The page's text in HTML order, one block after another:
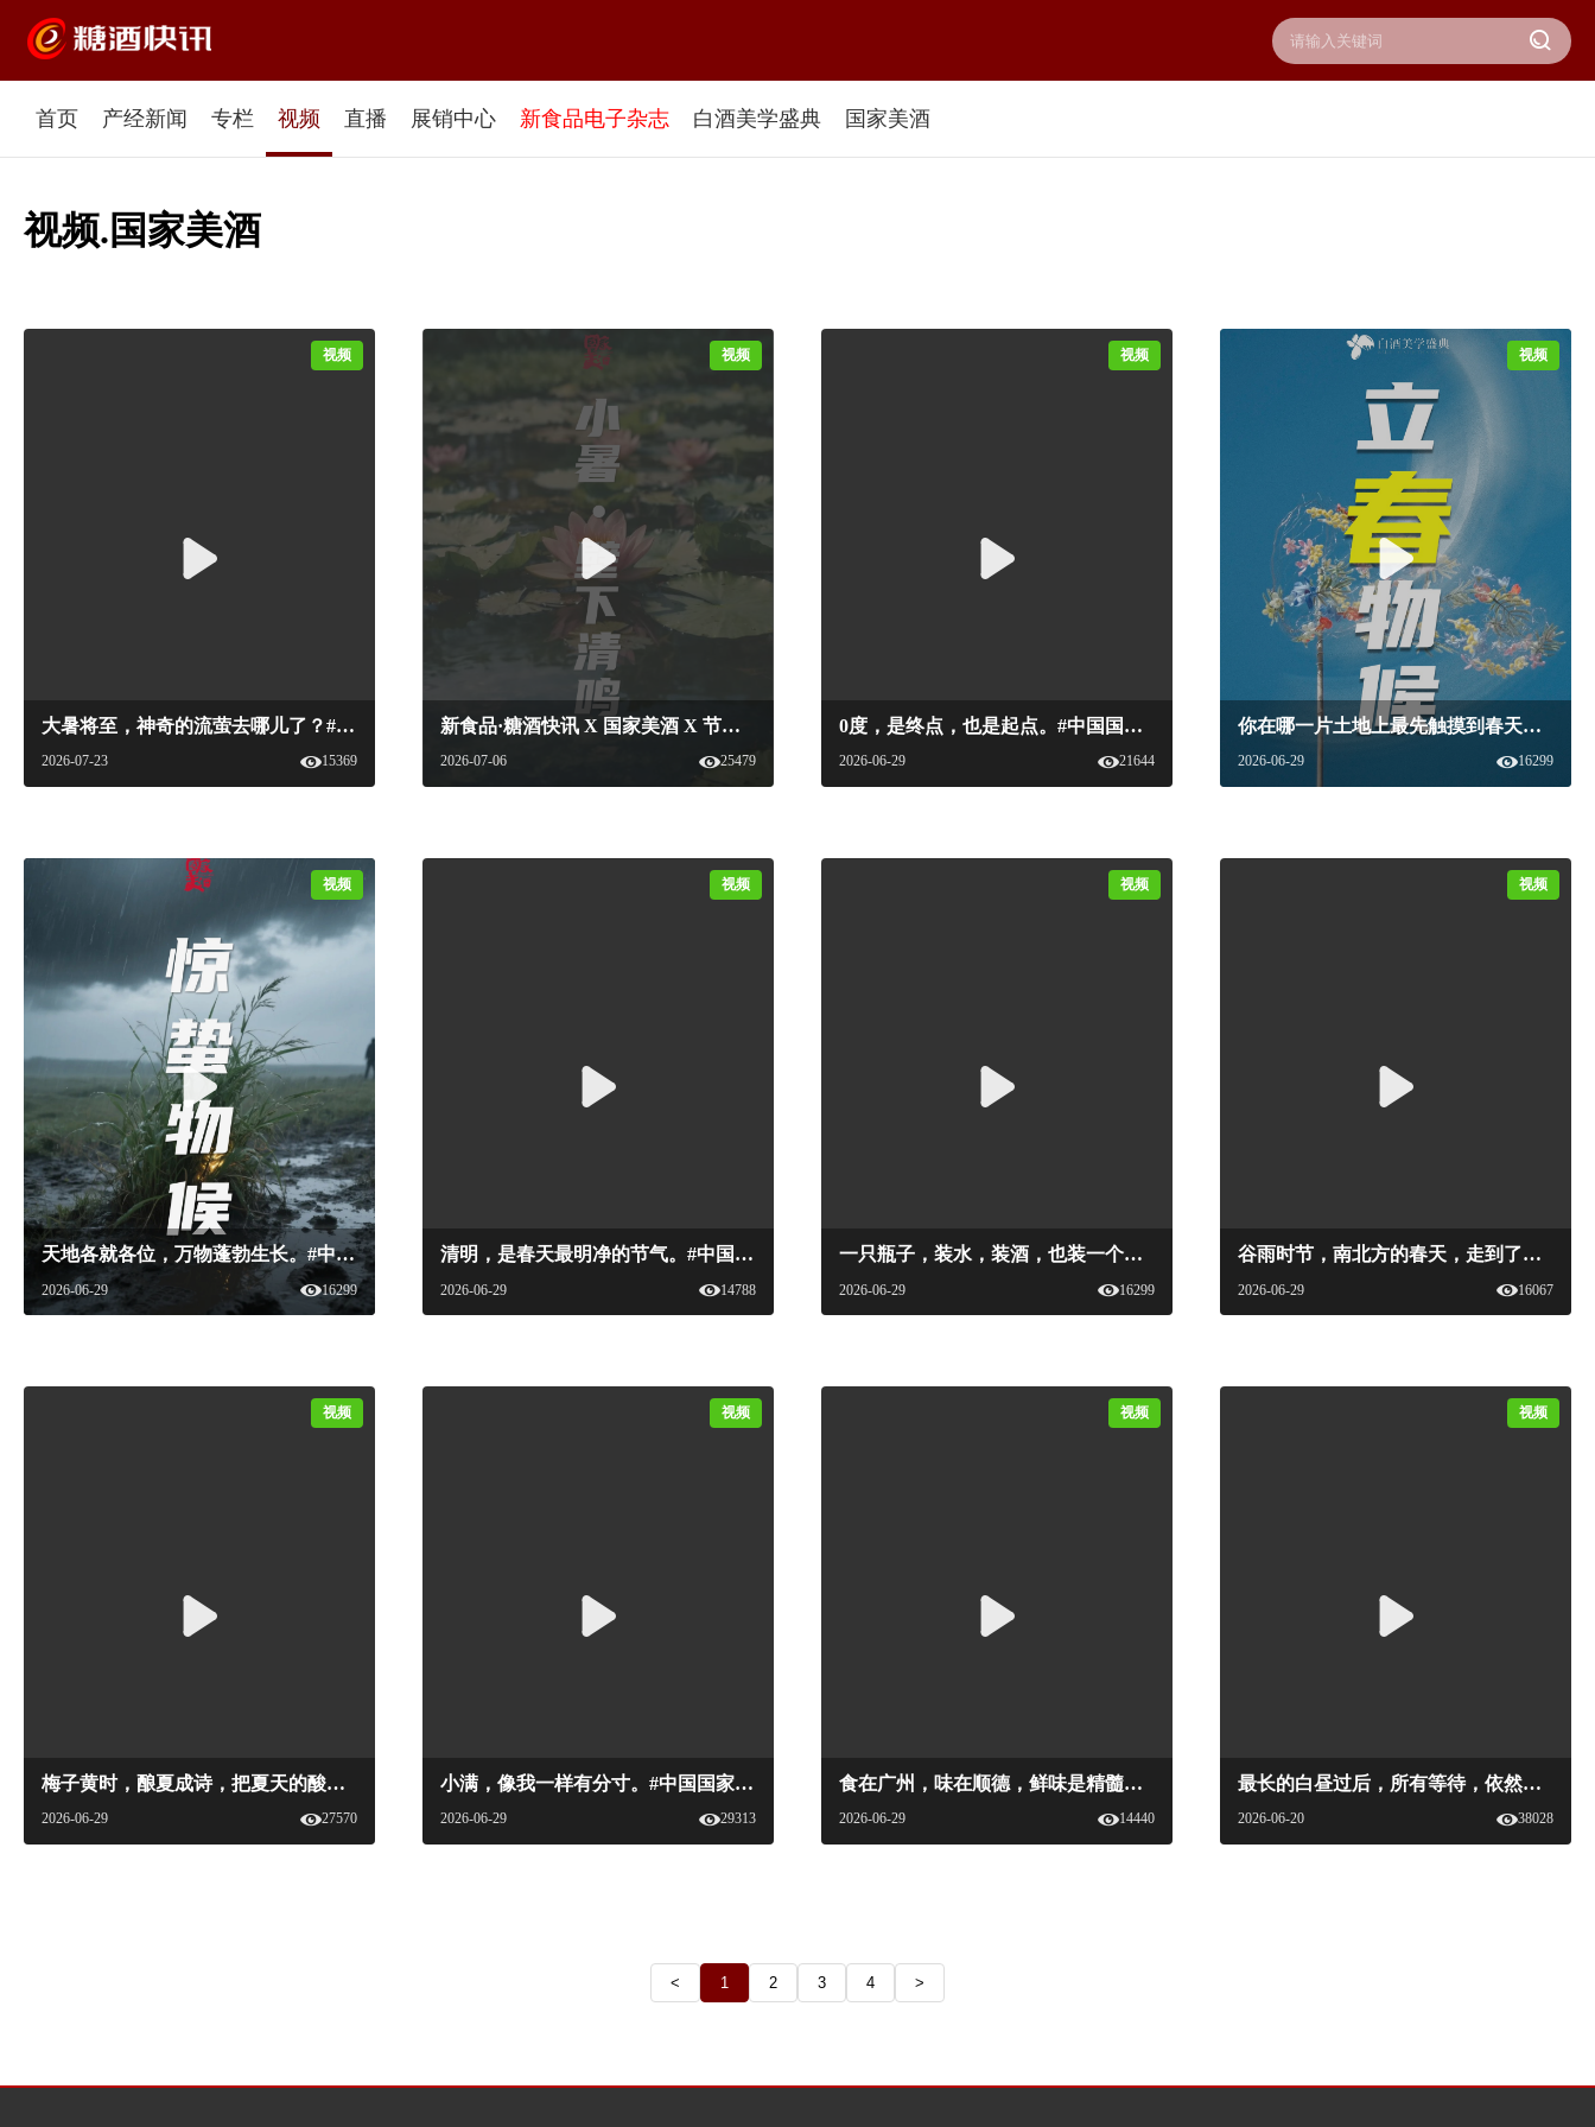
首页 产经新闻 专栏 视频 直播 展销中心 新食品电子杂志 白酒美学盛典 国家美酒
视频.国家美酒
视频
大暑将至，神奇的流萤去哪儿了？#中国国家美酒文化 #新食品杂志 #地方美酒 #节气 #大暑#国家美酒
2026-07-23 15369
视频
新食品·糖酒快讯 X 国家美酒 X 节气美学 X 小暑#中国国家美酒文化 #新食品杂志 #地方美酒 #节气 #小暑#国家美酒
2026-07-06 25479
视频
0度，是终点，也是起点。#中国国家美酒地图 #中国国家美酒文化 #新食品杂志 #地方美酒 #春分 #节气#国家美酒
2026-06-29 21644
视频
你在哪一片土地上最先触摸到春天？~#中国国家美酒地图 #中国国家美酒文化 #新食品杂志 #地方美酒 #立春 #节气# 国家美酒
2026-06-29 16299
视频
天地各就各位，万物蓬勃生长。#中国国家美酒地图 #中国国家美酒文化 #新食品杂志 #地方美酒 #惊蛰 #节气#国家美酒
2026-06-29 16299
视频
清明，是春天最明净的节气。#中国国家美酒地图 #中国国家美酒文化 #新食品杂志 #地方美酒 #清明 #节气#国家美酒
2026-06-29 14788
视频
一只瓶子，装水，装酒，也装一个地方的呼吸。#中国国家美酒地图#中国国家美酒文化#新食品杂志#地方美酒#酒鬼酒#仰韶#石库门#国家美酒
2026-06-29 16299
视频
谷雨时节，南北方的春天，走到了各自的关口#中国国家美酒地图 #中国国家美酒文化 #新食品杂志 #地方美酒 #谷雨 #节气#国家美酒
2026-06-29 16067
视频
梅子黄时，酿夏成诗，把夏天的酸涩交给时间~#中国国家美酒地图 #中国国家美酒文化 #新食品杂志 #地方美酒 #青梅酒 #青梅#国家美酒
2026-06-29 27570
视频
小满，像我一样有分寸。#中国国家美酒文化 #新食品杂志 #地方美酒 #小满 #节气#国家美酒
2026-06-29 29313
视频
食在广州，味在顺德，鲜味是精髓。顺德人看待食物，就像水之河床。#中国国家美酒地图 #中国国家美酒文化 #新食品杂志 #大城小味 #顺德#国家美酒
2026-06-29 14440
视频
最长的白昼过后，所有等待，依然在潮湿中生长。#中国国家美酒地图#中国国家美酒文化#国家美酒#节气美学#夏至
2026-06-20 38028
< 1 2 3 4 >